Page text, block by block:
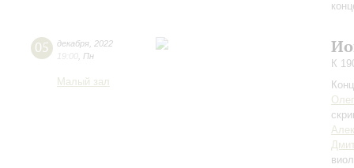
05 декабря 2022
19:00 Пн
Малый зал
К